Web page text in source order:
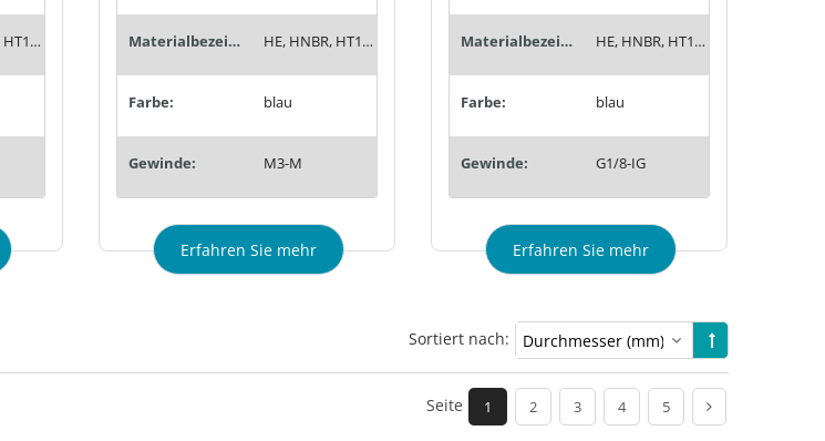
HE, HNBR, HT1, Siton®, Tempaflex, Therban®, Thermalon® Materialbezeichnung: HE, HNBR, HT1, Siton®, Tempaflex, Therban®, Thermalon®
Farbe: blau
Gewinde: M3-M
Erfahren Sie mehr
Materialbezeichnung: HE, HNBR, HT1, Siton®, Tempaflex, Therban®, Thermalon®
Farbe: blau
Gewinde: G1/8-IG
Erfahren Sie mehr
Sortiert nach:
Seite 1 2 3 4 5